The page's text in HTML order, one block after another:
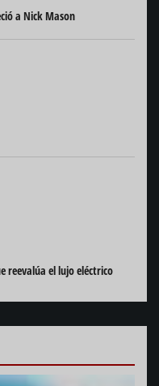
a Nick Mason
reevalúa el lujo eléctrico